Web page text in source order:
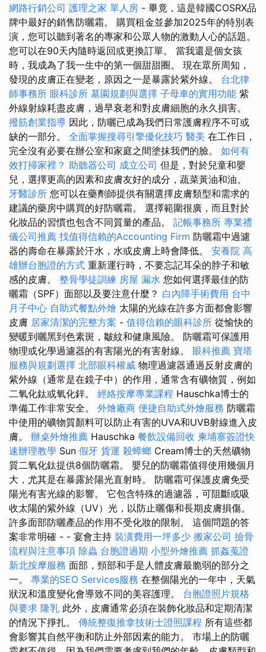
網路行銷公司 護理之家 單人房 - 畢竟，這是韓國COSRX品
牌中最好的銷售防曬霜。 購買租金並參加2025年的特別表
演，您可以聽到著名的專家和公眾人物的激動人心的話題。
您可以在90天內隨時返回或更換訂單。 當我還是個女孩
時，我成為了我一生中的第一個甜甜圈。 現在眾所周知，
發現的皮膚正在變老，原因之一是暴露於紫外線。 台北律
師事務所 眼科診所 墓園規劃與選擇 子母車的實用功能 紫
外線射線耗盡皮膚，過早衰老和對皮膚細胞的永久損害。
撥筋創業指導 因此，防曬已成為我們日常護膚程序不可或
缺的一部分。 全面掌握搜尋引擎優化技巧 醫美 在工作日，
完全沒有必要在辦公室和家庭之間塗抹我們的臉。 如何有
效打掃家裡？ 助聽器公司 成立公司 但是，對於兒童和嬰
兒，選擇更高的因素和皮膚友好的成分，蔬菜黃油和油。
牙醫診所 您可以在藥劑師提供有關選擇皮膚類型和需求的
建議的藥房中購買的好防曬霜。 選擇範圍很廣，而且對於
化妝品的習慣也包含不同質量的產品。 記帳事務所 專業禮
儀公司推薦 找值得信賴的Accounting Firm 防曬霜中過濾
器的壽命在暴露於汗水，水或皮膚上時會降低。 安養院 高
雄辦台胞證的方式 重新運行時，不要忘記耳朵的脖子和敏
感的皮膚。 整骨學徒訓練 房屋 漏水 您如何選擇最佳的防
曬霜（SPF）面部以及要注意什麼？ 白內障手術費用 台中
月子中心 自助式餐點外燴 太陽的光線在許多方面都會影響
皮膚 居家清潔的完整方案 - 值得信賴的眼科診所 從愉快的
變暖到曬黑到色素斑，皺紋和健康風險。 防曬霜可保護用
物理或化學過濾器的有害陽光的有害射線。 眼科推薦 寶塔
服務與規劃選擇 北部眼科權威 物理過濾器通過反射皮膚的
紫外線（通常是在鏡子中）的作用，通常含有礦物質，例如
二氧化鈦或氧化鋅。 經絡按摩專業課程 Hauschka博士的
準備工作非常安全。 外燴廠商 便捷自助式外燴服務 防曬霜
中使用的礦物質顏料可以防止有害的UVA和UVB射線進入皮
膚。 辦桌外燴推薦 Hauschka 餐飲設備回收 柬埔寨簽證快
速辦理教學 Sun 假牙 貨運 殺蟑螂 Cream博士的天然礦物
質二氧化鈦提供8個防曬霜。 嬰兒的防曬霜值得使用幾個月
大，尤其是在暴露於陽光直射時。 防曬霜可保護皮膚免受
陽光有害光線的影響。 它包含特殊的過濾器，可阻斷或吸
收太陽的紫外線（UV）光，以防止曬傷和長期皮膚損傷。
許多面部防曬產品的作用不受化妝的限制。 這個問題的答
案非常明確 - - 宴會主持 裝潢費用一坪多少 搬家公司 撿骨
流程與注意事項 除蟲 台胞證過期 小型外燴推薦 抓姦蒐證
新北按摩服務 面部，頸部和手是人體皮膚最脆弱的部分之
一。 專業的SEO Services服務 在整個陽光的一年中，天氣
狀況和溫度變化會導致不同的美容護理。 台胞證照片規格
與要求 隆乳 此外，皮膚通常必須在裝飾化妝品和定期清潔
的情況下掙扎。 傳統整復推拿技術士證照課程 所有這些都
會影響其自然平衡和防止外部因素的能力。 市場上的防曬